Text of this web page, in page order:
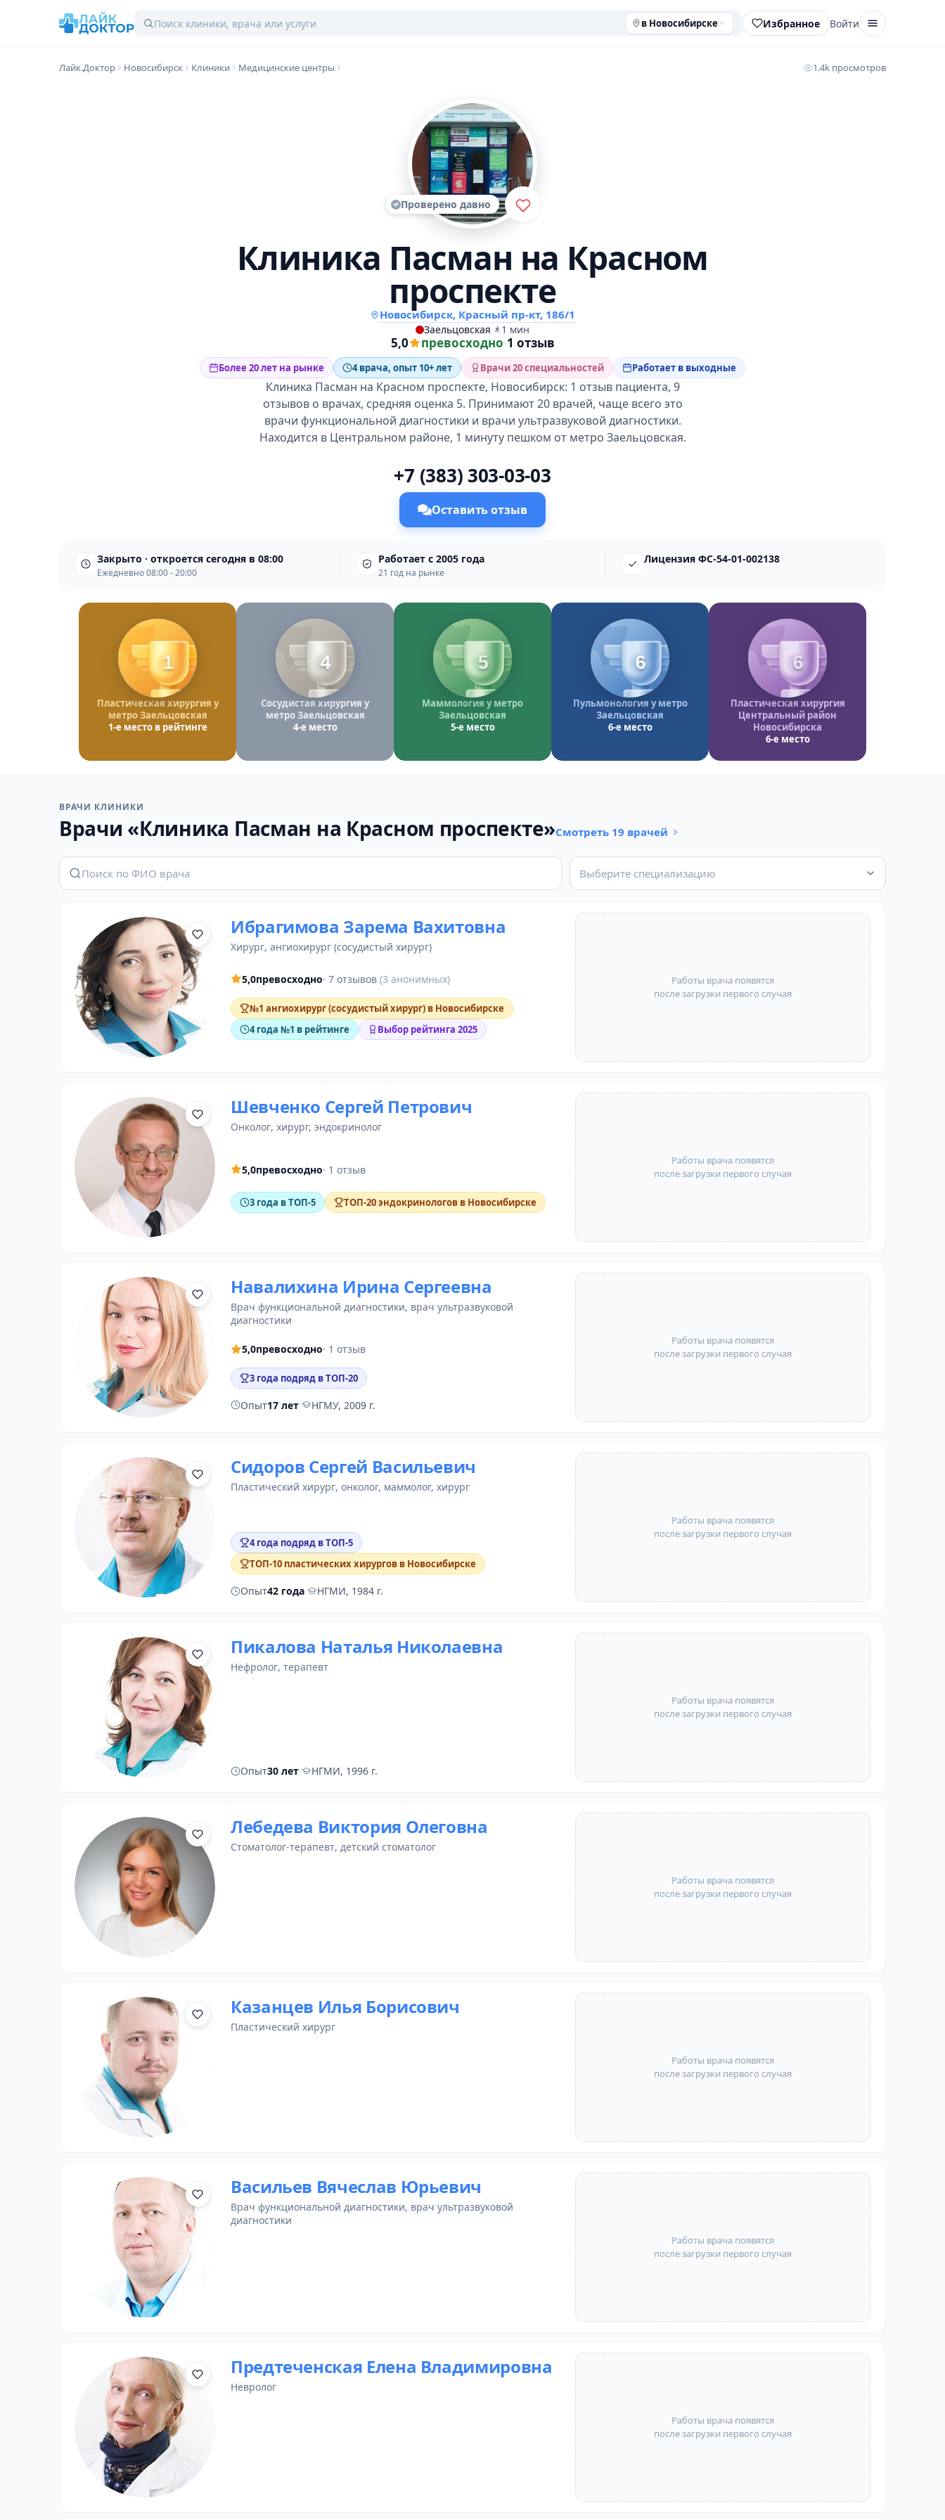
в Новосибирске Избранное Войти
Лайк.Доктор Новосибирск Клиники Медицинские центры 1.4k просмотров
Проверено давно
Клиника Пасман на Красном
проспекте
Новосибирск, Красный пр-кт, 186/1
Заельцовская· 1 мин
5,0 превосходно·1 отзыв
Более 20 лет на рынке 4 врача, опыт 10+ лет Врачи 20 специальностей Работает в выходные
Клиника Пасман на Красном проспекте, Новосибирск: 1 отзыв пациента, 9
отзывов о врачах, средняя оценка 5. Принимают 20 врачей, чаще всего это
врачи функциональной диагностики и врачи ультразвуковой диагностики.
Находится в Центральном районе, 1 минуту пешком от метро Заельцовская.
+7 (383) 303-03-03
Оставить отзыв
Закрыто · откроется сегодня в 08:00
Ежедневно 08:00 - 20:00
Работает с 2005 года
21 год на рынке
Лицензия ФС-54-01-002138
1
Пластическая хирургия у
метро Заельцовская
1-е место в рейтинге
4
Сосудистая хирургия у
метро Заельцовская
4-е место
5
Маммология у метро
Заельцовская
5-е место
6
Пульмонология у метро
Заельцовская
6-е место
6
Пластическая хирургия
Центральный район
Новосибирска
6-е место
ВРАЧИ КЛИНИКИ
Врачи «Клиника Пасман на Красном проспекте»Смотреть 19 врачей
Выберите специализацию
Ибрагимова Зарема Вахитовна
хирург, ангиохирург (сосудистый хирург)
5,0превосходно· 7 отзывов (3 анонимных)
№1 ангиохирург (сосудистый хирург) в Новосибирске
4 года №1 в рейтинге
Выбор рейтинга 2025
Работы врача появятся
после загрузки первого случая
Шевченко Сергей Петрович
онколог, хирург, эндокринолог
5,0превосходно· 1 отзыв
3 года в ТОП-5 ТОП-20 эндокринологов в Новосибирске
Работы врача появятся
после загрузки первого случая
Навалихина Ирина Сергеевна
врач функциональной диагностики, врач ультразвуковой
диагностики
5,0превосходно· 1 отзыв
3 года подряд в ТОП-20
Опыт17 лет· НГМУ, 2009 г.
Работы врача появятся
после загрузки первого случая
Сидоров Сергей Васильевич
пластический хирург, онколог, маммолог, хирург
4 года подряд в ТОП-5
ТОП-10 пластических хирургов в Новосибирске
Опыт42 года· НГМИ, 1984 г.
Работы врача появятся
после загрузки первого случая
Пикалова Наталья Николаевна
нефролог, терапевт
Опыт30 лет· НГМИ, 1996 г.
Работы врача появятся
после загрузки первого случая
Лебедева Виктория Олеговна
стоматолог-терапевт, детский стоматолог
Работы врача появятся
после загрузки первого случая
Казанцев Илья Борисович
пластический хирург
Работы врача появятся
после загрузки первого случая
Васильев Вячеслав Юрьевич
врач функциональной диагностики, врач ультразвуковой
диагностики
Работы врача появятся
после загрузки первого случая
Предтеченская Елена Владимировна
невролог
Работы врача появятся
после загрузки первого случая